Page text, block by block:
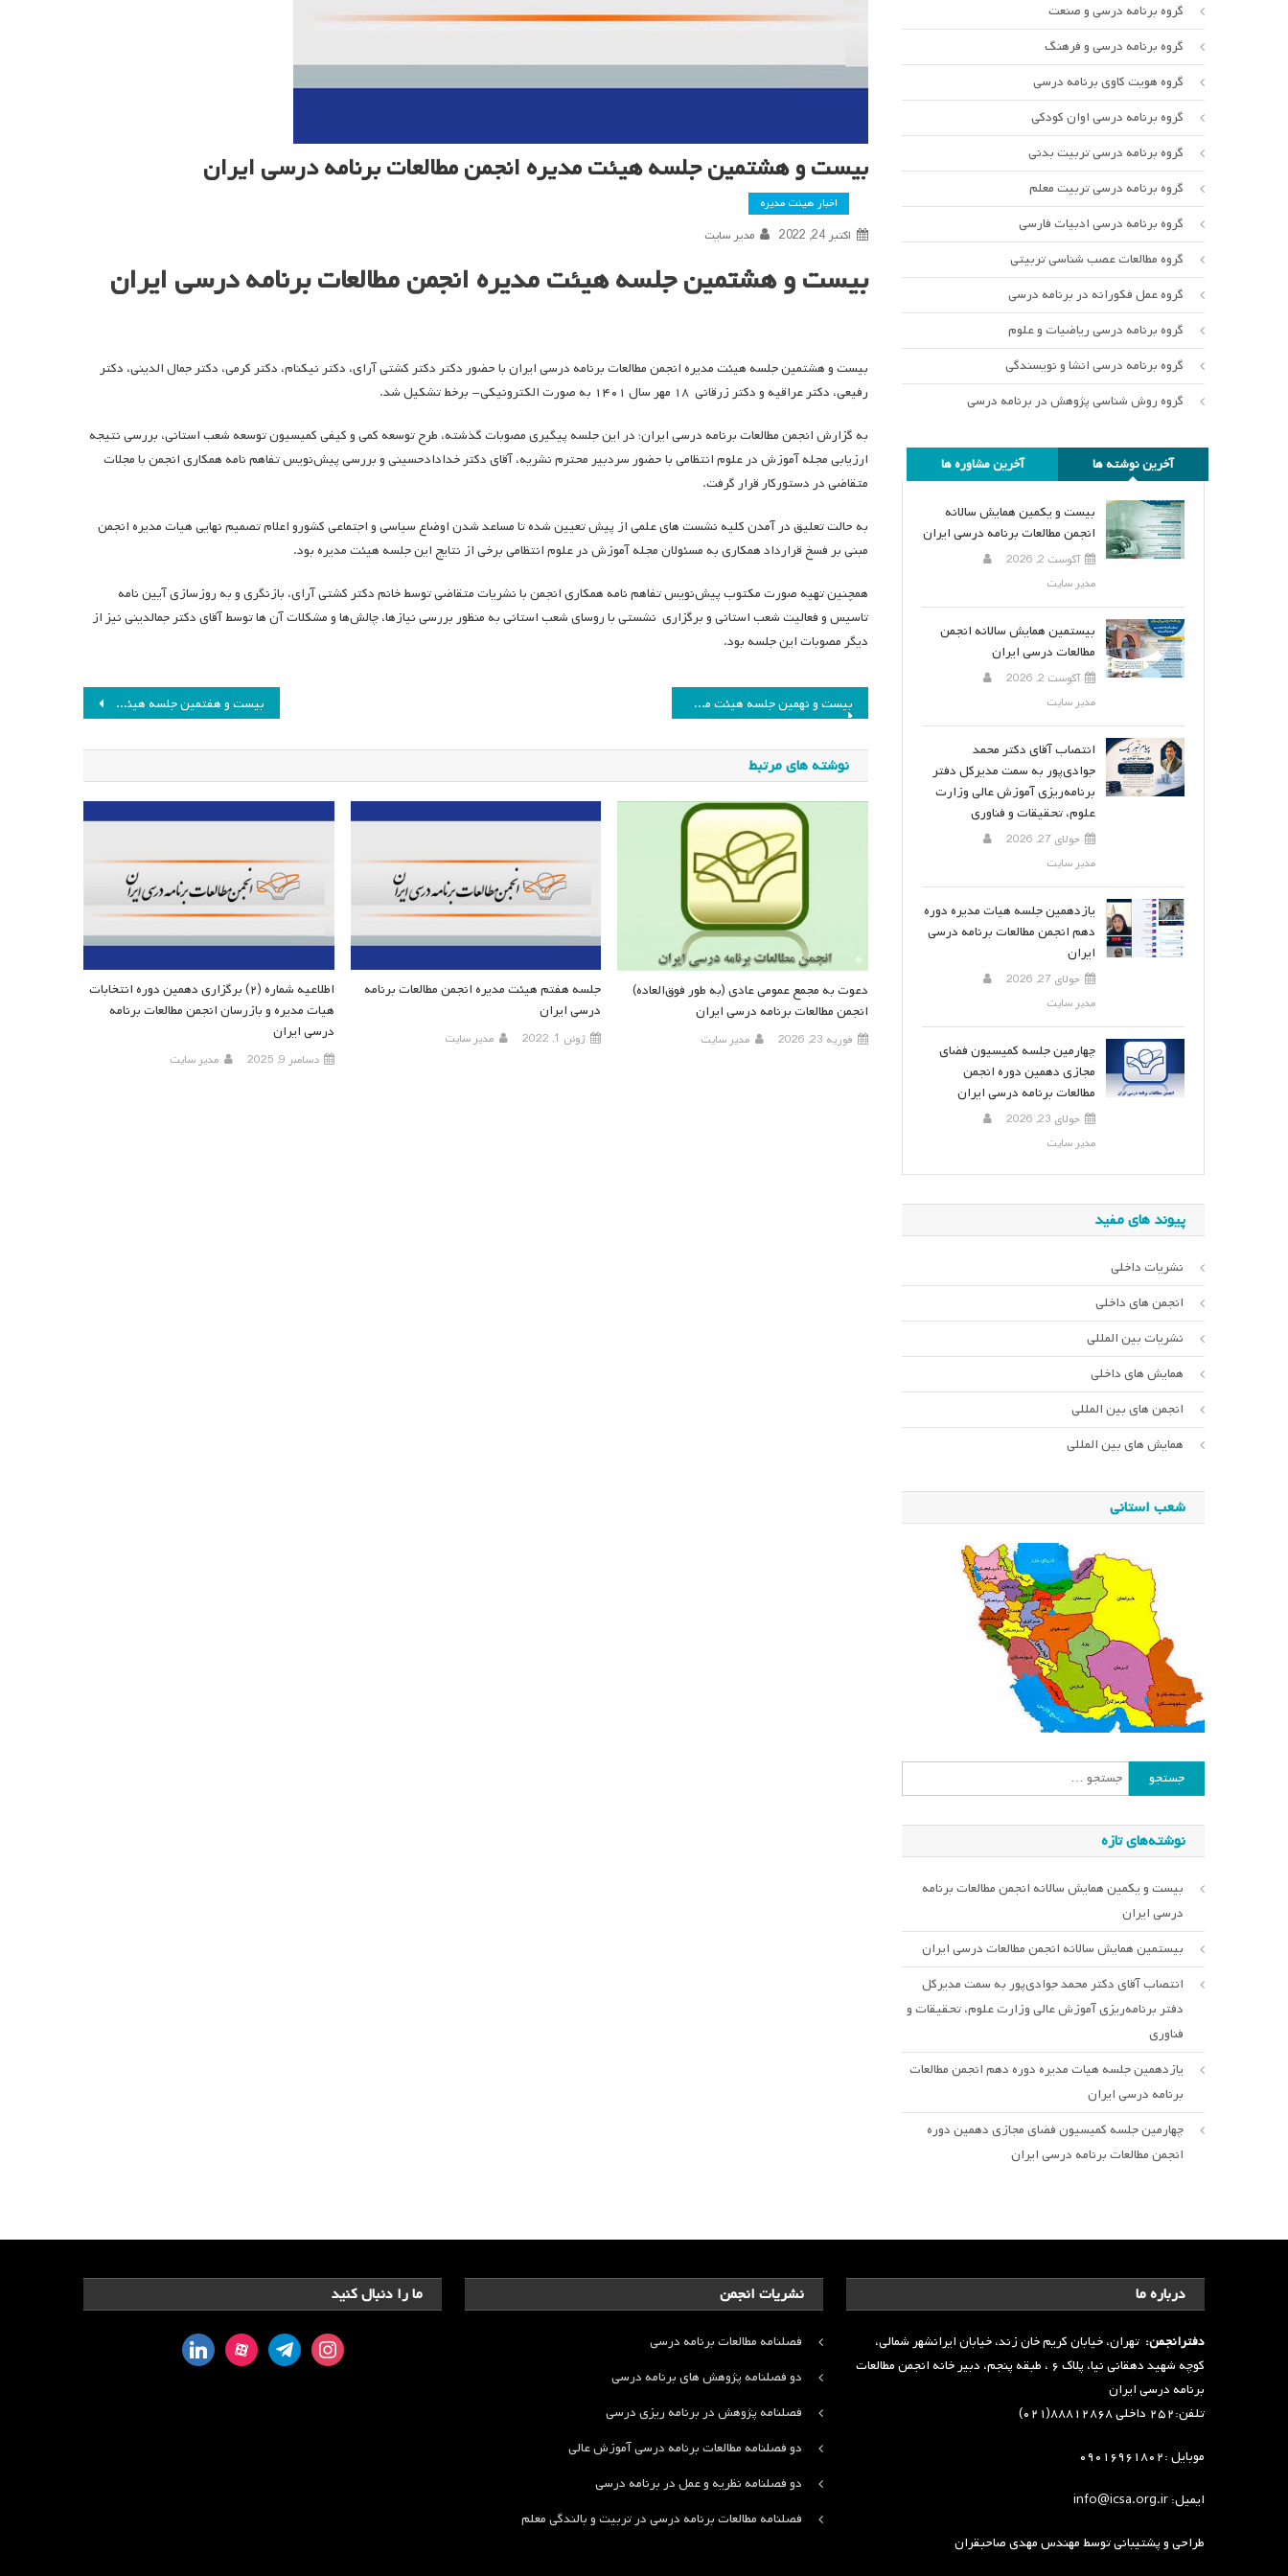
بیست و هشتمین جلسه هیئت مدیره انجمن مطالعات برنامه درسی ایران
اخبار هیئت مدیره
اکتبر 24, 2022 مدیر سایت
بیست و هشتمین جلسه هیئت مدیره انجمن مطالعات برنامه درسی ایران
بیست و هشتمین جلسه هیئت مدیره انجمن مطالعات برنامه درسی ایران با حضور دکتر دکتر کشتی آرای، دکتر نیکنام، دکتر کرمی، دکتر جمال الدینی، دکتر
رفیعی، دکتر عراقیه و دکتر زرقانی ۱۸ مهر سال ۱۴۰۱ به صورت الکترونیکی- برخط تشکیل شد.
به گزارش انجمن مطالعات برنامه درسی ایران؛ در این جلسه پیگیری مصوبات گذشته، طرح توسعه کمی و کیفی کمیسیون توسعه شعب استانی، بررسی نتیجه
ارزیابی مجله آموزش در علوم انتظامی با حضور سردبیر محترم نشریه، آقای دکتر خدادادحسینی و بررسی پیش‌نویس تفاهم نامه همکاری انجمن با مجلات
متقاضی در دستورکار قرار گرفت.
به حالت تعلیق در آمدن کلیه نشست های علمی از پیش تعیین شده تا مساعد شدن اوضاع سیاسی و اجتماعی کشورو اعلام تصمیم نهایی هیات مدیره انجمن
مبنی بر فسخ قرارداد همکاری به مسئولان مجله آموزش در علوم انتظامی برخی از نتایج این جلسه هیئت مدیره بود.
همچنین تهیه صورت مکتوب پیش‌نویس تفاهم نامه همکاری انجمن با نشریات متقاضی توسط خانم دکتر کشتی آرای، بازنگری و به روزسازی آیین نامه
تاسیس و فعالیت شعب استانی و برگزاری نشستی با روسای شعب استانی به منظور بررسی نیازها، چالش‌ها و مشکلات آن‌ ها توسط آقای دکتر جمالدینی نیز از
دیگر مصوبات این جلسه بود.
راهبری
نوشته
بیست و هفتمین جلسه هیئت مدیره انجمن مطالعات برنامه درسی ایران بیست و نهمین جلسه هیئت مدیره انجمن مطالعات برنامه درسی ایران
نوشته های مرتبط
اطلاعیه شماره (۲) برگزاری دهمین دوره انتخابات
هیات مدیره و بازرسان انجمن مطالعات برنامه
درسی ایران
دسامبر 9, 2025 مدیر سایت
جلسه هفتم هیئت مدیره انجمن مطالعات برنامه
درسی ایران
ژوئن 1, 2022 مدیر سایت
دعوت به مجمع عمومی عادی (به طور فوق‌العاده)
انجمن مطالعات برنامه درسی ایران
فوریه 23, 2026 مدیر سایت
گروه برنامه درسی و صنعت
گروه برنامه درسی و فرهنگ
گروه هویت کاوی برنامه درسی
گروه برنامه درسی اوان کودکی
گروه برنامه درسی تربیت بدنی
گروه برنامه درسی تربیت معلم
گروه برنامه درسی ادبیات فارسی
گروه مطالعات عصب شناسی تربیتی
گروه عمل فکورانه در برنامه درسی
گروه برنامه درسی ریاضیات و علوم
گروه برنامه درسی انشا و نویسندگی
گروه روش شناسی پژوهش در برنامه درسی
آخرین نوشته ها آخرین مشاوره ها
بیست و یکمین همایش سالانه
انجمن مطالعات برنامه درسی ایران
آگوست 2, 2026
مدیر سایت
بیستمین همایش سالانه انجمن
مطالعات درسی ایران
آگوست 2, 2026
مدیر سایت
انتصاب آقای دکتر محمد
جوادی‌پور به سمت مدیرکل دفتر
برنامه‌ریزی آموزش عالی وزارت
علوم، تحقیقات و فناوری
جولای 27, 2026
مدیر سایت
یازدهمین جلسه هیات مدیره دوره
دهم انجمن مطالعات برنامه درسی
ایران
جولای 27, 2026
مدیر سایت
چهارمین جلسه کمیسیون فضای
مجازی دهمین دوره انجمن
مطالعات برنامه درسی ایران
جولای 23, 2026
مدیر سایت
پیوند های مفید
نشریات داخلی
انجمن های داخلی
نشریات بین المللی
همایش های داخلی
انجمن های بین المللی
همایش های بین المللی
شعب استانی
جستجو
برای:
نوشته‌های تازه
بیست و یکمین همایش سالانه انجمن مطالعات برنامه
درسی ایران
بیستمین همایش سالانه انجمن مطالعات درسی ایران
انتصاب آقای دکتر محمد جوادی‌پور به سمت مدیرکل
دفتر برنامه‌ریزی آموزش عالی وزارت علوم، تحقیقات و
فناوری
یازدهمین جلسه هیات مدیره دوره دهم انجمن مطالعات
برنامه درسی ایران
چهارمین جلسه کمیسیون فضای مجازی دهمین دوره
انجمن مطالعات برنامه درسی ایران
ما را دنبال کنید
instagram
telegram
aparat
linkedin
نشریات انجمن
فصلنامه مطالعات برنامه درسی
دو فصلنامه پژوهش های برنامه درسی
فصلنامه پژوهش در برنامه ریزی درسی
دو فصلنامه مطالعات برنامه درسی آموزش عالی
دو فصلنامه نظریه و عمل در برنامه درسی
فصلنامه مطالعات برنامه درسی در تربیت و بالندگی معلم
درباره ما
دفترانجمن: تهران، خیابان کریم خان زند، خیابان ایرانشهر شمالی،
کوچه شهید دهقانی نیا، پلاک ۶ ، طبقه پنجم، دبیر خانه انجمن مطالعات
برنامه درسی ایران
تلفن:۲۵۲ داخلی ۸۸۸۱۲۸۶۸(۰۲۱)
موبایل :۰۹۰۱۶۹۶۱۸۰۲
ایمیل: info@icsa.org.ir
طراحی و پشتیبانی توسطمهندس مهدی صاحبقران